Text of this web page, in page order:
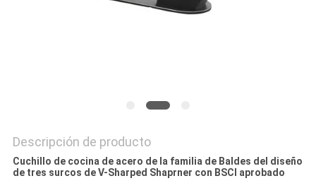
POLICY
Descripción de producto
Cuchillo de cocina de acero de la familia de Baldes del diseño
de tres surcos de V-Sharped Shaprner con BSCI aprobado